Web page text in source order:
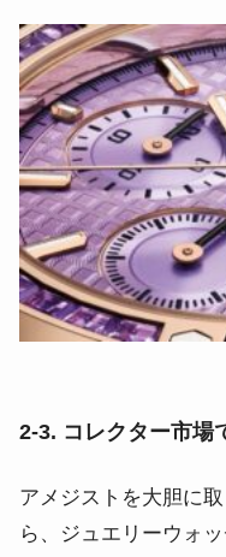
2-3. コレクター市場
アメジストを大胆に
ら、ジュエリーウォ